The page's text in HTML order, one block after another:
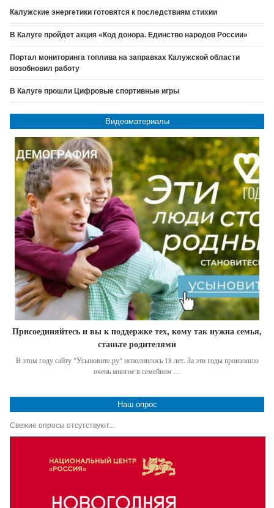
Калужские энергетики готовятся к последствиям стихии
В Калуге пройдет акция «Код донора. Единство народов России»
Портал мониторинга топлива на заправках Калужской области
возобновил работу
В Калуге прошли Цифровые спортивные игры
Видеоматериалы
Присоединяйтесь и вы к поддержке тех, кому так нужна семья,
станьте родителями
В этом году сайту "Усыновите.ру" исполнилось 18 лет. За эти годы произошло
очень многое в семейном …
Наш опрос
Свежие опросы отсутствуют...